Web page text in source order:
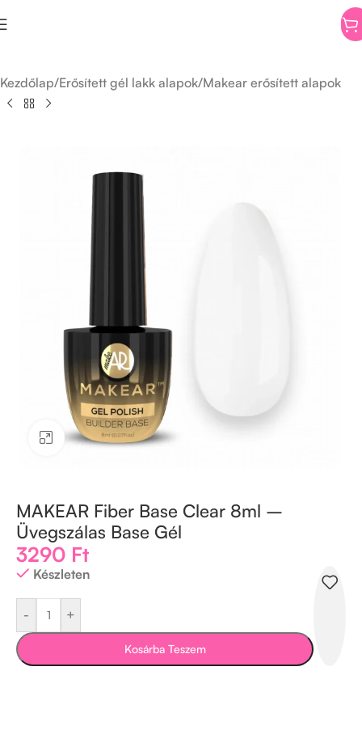
Kezdőlap/Erősített gél lakk alapok/Makear erősített alapok
Kattintson a nagyításhoz
MAKEAR Fiber Base Clear 8ml –
Üvegszálas Base Gél
3290 Ft
Készleten
- +
Kosárba Teszem